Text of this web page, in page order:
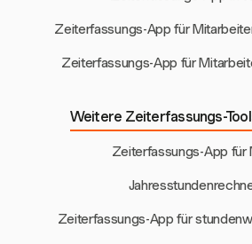
Zeiterfassungs-App für
Zeiterfassungs-App für
Weitere Zeiterfassungs-
Zeiterfassungs-App für
Zeiterfassungs-App für